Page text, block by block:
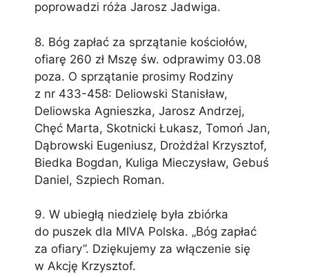
poprowadzi róża Jarosz Jadwiga.
8. Bóg zapłać za sprzątanie kościołów,
ofiarę 260 zł Mszę św. odprawimy 03.08
poza. O sprzątanie prosimy Rodziny
z nr 433-458: Deliowski Stanisław,
Deliowska Agnieszka, Jarosz Andrzej,
Chęć Marta, Skotnicki Łukasz, Tomoń Jan,
Dąbrowski Eugeniusz, Drożdżal Krzysztof,
Biedka Bogdan, Kuliga Mieczysław, Gebuś
Daniel, Szpiech Roman.
9. W ubiegłą niedzielę była zbiórka
do puszek dla MIVA Polska. „Bóg zapłać
za ofiary”. Dziękujemy za włączenie się
w Akcję Krzysztof.